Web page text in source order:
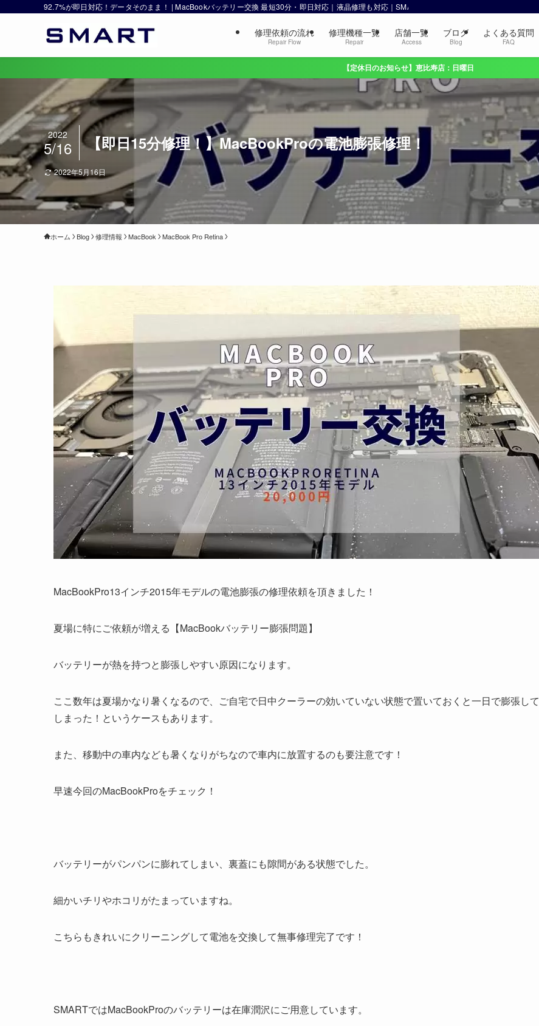
92.7%が即日対応！データそのまま！ | MacBookバッテリー交換 最短30分・即日対応｜液晶修理も対応｜SMART 恵比寿・渋谷
修理依頼の流れ
Repair Flow
修理機種一覧
Repair
店舗一覧
Access
ブログ
Blog
よくある質問
FAQ
【定休日のお知らせ】恵比寿店：日曜日
【即日15分修理！】MacBookProの電池膨張修理！
2022
5/16
2022年5月16日
ホーム Blog 修理情報 MacBook MacBook Pro Retina
MacBookPro13インチ2015年モデルの電池膨張の修理依頼を頂きました！
夏場に特にご依頼が増える【MacBookバッテリー膨張問題】
バッテリーが熱を持つと膨張しやすい原因になります。
ここ数年は夏場かなり暑くなるので、ご自宅で日中クーラーの効いていない状態で置いておくと一日で膨張して
しまった！というケースもあります。
また、移動中の車内なども暑くなりがちなので車内に放置するのも要注意です！
早速今回のMacBookProをチェック！
バッテリーがパンパンに膨れてしまい、裏蓋にも隙間がある状態でした。
細かいチリやホコリがたまっていますね。
こちらもきれいにクリーニングして電池を交換して無事修理完了です！
SMARTではMacBookProのバッテリーは在庫潤沢にご用意しています。